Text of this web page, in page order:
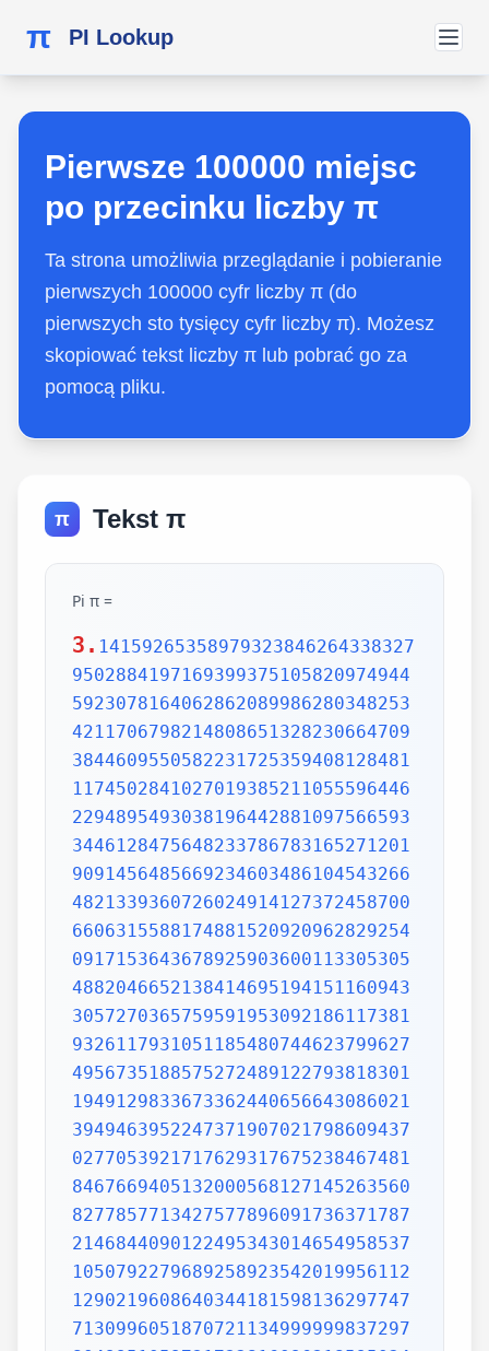
π PI Lookup
Pierwsze 100000 miejsc
po przecinku liczby π
Ta strona umożliwia przeglądanie i pobieranie
pierwszych 100000 cyfr liczby π (do
pierwszych sto tysięcy cyfr liczby π). Możesz
skopiować tekst liczby π lub pobrać go za
pomocą pliku.
π Tekst π
Pi π =
3. 1415926535897932384626433832795028841971693993751058209749445923078164062862089986280348253421170679821480865132823066470938446095505822317253594081284811174502841027019385211055596446229489549303819644288109756659334461284756482337867831652712019091456485669234603486104543266482133936072602491412737245870066063155881748815209209628292540917153643678925903600113305305488204665213841469519415116094330572703657595919530921861173819326117931051185480744623799627495673518857527248912279381830119491298336733624406566430860213949463952247371907021798609437027705392171762931767523846748184676694051320005681271452635608277857713427577896091736371787214684409012249534301465495853710507922796892589235420199561121290219608640344181598136297747713099605187072113499999983729780499510597317328160963185950244594553469083026425223082533446850352619311881710100031378387528865875332083814206171776691473035982534904287554687311595628638823537875937519577818577805321712268066130019278766111959092164201989380952572010654858632788659361533818279682303019520353018529689957736225994138912497217752834791315155748572424541506959508295331168617278558890750983817546374649393192550604009277016711390098488240128583616035637076601047101819429555961989467678374494482553797747268471040475346462080466842590694912933136770289891521047521620569660240580381501935112533824300355876402474964732639141992726042699227967823547816360093417216412199245863150302861829745557067498385054945885869269956909272107975093029553211653449872027559602364806654991198818347977535663698074265425278625518184175746728909777727938000816470600161452491921732172147723501414419735685481613611573525521334757418494684385233239073941433345477624168625189835694855620992192221842725502542568876717904946016534668049886272327917860857843838279679766814541009538837863609506800642251252051173929848960841284886269456042419652850222106611863067442786220391949450471237137869609563643719172874677646575739624138908658326459958133904780275900994657640789512694683983525957098258226205224894077267194782684826014769909026401363944374553050682034962524517493996514314298091906592509372216964615157098583874105978859597729754989301617539284681382686838689427741559918559252459539594310499725246808459872736446958486538367362226260991246080512438843904512441365497627807977156914359977001296160894416948685558484063534220722258284886481584560285060168427394522674676788952521385225499546667278239864565961163548862305774564980355936345681743241125150760694794510965960940252288797108931456691368672287489405601015033086179286809208747609178249385890097149096759852613655497818931297848216829989487226588048575640142704775551323796414515237462343645428584447952658678210511413547357395231134271661021359695362314429524849371871101457654035902799344037420073105785390621983874478084784896833214457138687519435064302184531910484810053706146806749192781911979399520614196634287544406437451237181921799983910159195618146751426912397489409071864942319615679452080951465502252316038819301420937621378559566389377870830390697920773467221825625996615014215030680384477345492026054146659252014974428507325186660021324340881907104863317346496514539057962685610055081066587969981635747363840525714591028970641401109712062804390397595156771577004203378699360072305587631763594218731251471205329281918261861258673215791984148488291644706095752706957220917567116722910981690915280173506712748583222871835209353965725121083579151369882091444210067510334671103141267111369908658516398315019701651511685171437657618351556508849099898599823873455283316355076479185358932261854896321329330898570642046752590709154814165498594616371802709819943099244889575712828905923233260972997120844335732654893823911932597463667305836041428138830320382490375898524374417029132765618093773444030707469211201913020330380197621101100449293215160842444859637669838952286847831235526582131449576857262433441893039686426243410773226978028073189154411010446823252716201052652272111660396665573092547110557853763466820653109896526918620564769312570586356620185581007293606598764861179104533488503461136576867532494416680396265797877185560845529654126654085306143444318586769751456614068007002378776591344017127494704205622305389945613140711270004078547332699390814546646458807972708266830634328587856983052358089330657574067954571637752542021149557615814002501262285941302164715509792592309907965473761255176567513575178296664547791745011299614890304639947132962107340437518957359614589019389713111790429782856475032031986915140287080859904801094121472213179476477726224142548545403321571853061422881375850430633217518297986622371721591607716692547487389866549494501146540628433663937900397692656721463853067360965712091807638327166416274888800786925602902284721040317211860820419000422966171196377921337575114959501566049631862947265473642523081770367515906735023507283540567040386743513622224771589150495309844489333096340878076932599397805419341447377441842631298608099888687413260472156951623965864573021631598193195167353812974167729478672422924654366800980676928238280689964004824354037014163149658979409243237896907069779422362508221688957383798623001593776471651228935786015881617557829735233446042815126272037343146531977774160319906655418763979293344195215413418994854447345673831624993419131814809277771038638773431772075456545322077709212019051660962804909263601975988281613323166636528619326686336062735676303544776280350450777235547105859548702790814356240145171806246436267945612753181340783303362542327839449753824372058353114771199260638133467768796959703098339130771098704085913374641442822772634659470474587847787201927715280731767907707157213444730605700733492436931138350493163128404251219256517980694113528013147013047816437885185290928545201165839341965621349143415956258658655705526904965209858033850722426482939728584783163057777560688876446248246857926039535277348030480290058760758251047470916439613626760449256274204208320856611906254543372131535958450687724602901618766795240616342522577195429162991930645537799140373404328752628889639958794757291746426357455254079091451357111369410911939325191076020825202618798531887705842972591677813149699009019211697173727847684726860849003377024242916513005005168323364350389517029893922334517220138128069650117844087451960121228599371623130171144484640903890644954440061986907548516026327505298349187407866808818338510228334508504860825039302133219715518430635455007668282949304137765527939751754613953984683393638304746119966538581538420568533862186725233402830871123282789212507712629463229563989898935821167456270102183564622013496715188190973038119800497340723961036854066431939509790190699639552453005450580685501956730229219139339185680344903982059551002263535361920419947455385938102343955449597783779023742161727111723643435439478221818528624085140066604433258885698670543154706965747458550332323342107301545940516553790686627333799585115625784322988273723198987571415957811196358330059408730681216028764962867446047746491599505497374256269010490377819868359381465741268049256487985561453723478673303904688383436346553794986419270563872931748723320837601123029911367938627089438799362016295154133714248928307220126901475466847653576164773794675200490757155527819653621323926406160136358155907422020203187277605277219005561484255518792530343513984425322341576233610642506390497500865627109535919465897514131034822769306247435363256916078154781811528436679570611086153315044521274739245449454236828860613408414863776700961207151249140430272538607648236341433462351897576645216413767969031495019108575984423919862916421939949072362346468441173940326591840443780513338945257423995082965912285085558215725031071257012668302402929525220118726767562204154205161841634847565169998116141010029960783869092916030288400269104140792886215078424516709087000699282120660418371806535567252532567532861291042487761825829765157959847035622262934860034158722980534989650226291748788202734209222245339856264766914905562842503912757710284027998066365825488926488025456610172967026640765590429099456815065265305371829412703369313785178609040708667114965583434347693385781711386455873678123014587687126603489139095620099393610310291616152881384379099042317473363948045759314931405297634757481193567091101377517210080315590248530906692037671922033229094334676851422144773793937517034436619910403375111735471918550464490263655128162288244625759163330391072253837421821408835086573917715096828874782656995995744906617583441375223970968340800535598491754173818839994469748676265516582765848358845314277568790029095170283529716344562129640435231176006651012412006597558512761785838292041974844236080071930457618932349229279650198751872127267507981255470958904556357921221033346697499235630254947802490114195212382815309114079073860251522742995818072471625916685451333123948049470791191532673430282441860414263639548000448002670496248201792896476697583183271314251702969234889627668440323260927524960357996469256504936818360900323809293459588970695365349406034021665443755890045632882250545255640564482465151875471196218443965825337543885690941130315095261793780029741207665147939425902989695946995565761218656196733786236256125216320862869222103274889218654364802296780705765615144632046927906821207388377814233562823608963208068222468012248261177185896381409183903673672220888321513755600372798394004152970028783076670944474560134556417254370906979396122571429894671543578468788614445812314593571984922528471605049221242470141214780573455105008019086996033027634787081081754501193071412233908663938339529425786905076431006383519834389341596131854347546495569781038293097164651438407007073604112373599843452251610507027056235266012764848308407611830130527932054274628654036036745328651057065874882256981579367897669742205750596834408697350201410206723585020072452256326513410559240190274216248439140359989535394590944070469120914093870012645600162374288021092764579310657922955249887275846101264836999892256959688159205600101655256375678